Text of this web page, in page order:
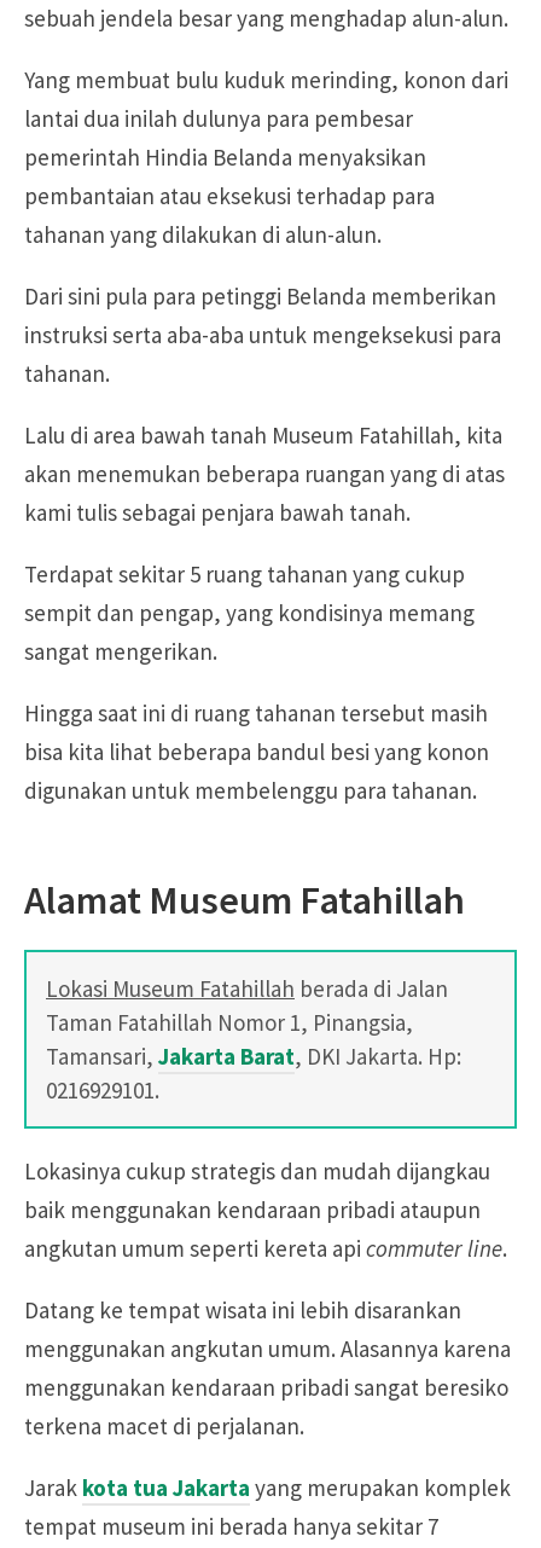
sebuah jendela besar yang menghadap alun-alun.
Yang membuat bulu kuduk merinding, konon dari
lantai dua inilah dulunya para pembesar
pemerintah Hindia Belanda menyaksikan
pembantaian atau eksekusi terhadap para
tahanan yang dilakukan di alun-alun.
Dari sini pula para petinggi Belanda memberikan
instruksi serta aba-aba untuk mengeksekusi para
tahanan.
Lalu di area bawah tanah Museum Fatahillah, kita
akan menemukan beberapa ruangan yang di atas
kami tulis sebagai penjara bawah tanah.
Terdapat sekitar 5 ruang tahanan yang cukup
sempit dan pengap, yang kondisinya memang
sangat mengerikan.
Hingga saat ini di ruang tahanan tersebut masih
bisa kita lihat beberapa bandul besi yang konon
digunakan untuk membelenggu para tahanan.
Alamat Museum Fatahillah
Lokasi Museum Fatahillah berada di Jalan
Taman Fatahillah Nomor 1, Pinangsia,
Tamansari, Jakarta Barat, DKI Jakarta. Hp:
0216929101.
Lokasinya cukup strategis dan mudah dijangkau
baik menggunakan kendaraan pribadi ataupun
angkutan umum seperti kereta api commuter line.
Datang ke tempat wisata ini lebih disarankan
menggunakan angkutan umum. Alasannya karena
menggunakan kendaraan pribadi sangat beresiko
terkena macet di perjalanan.
Jarak kota tua Jakarta yang merupakan komplek
tempat museum ini berada hanya sekitar 7